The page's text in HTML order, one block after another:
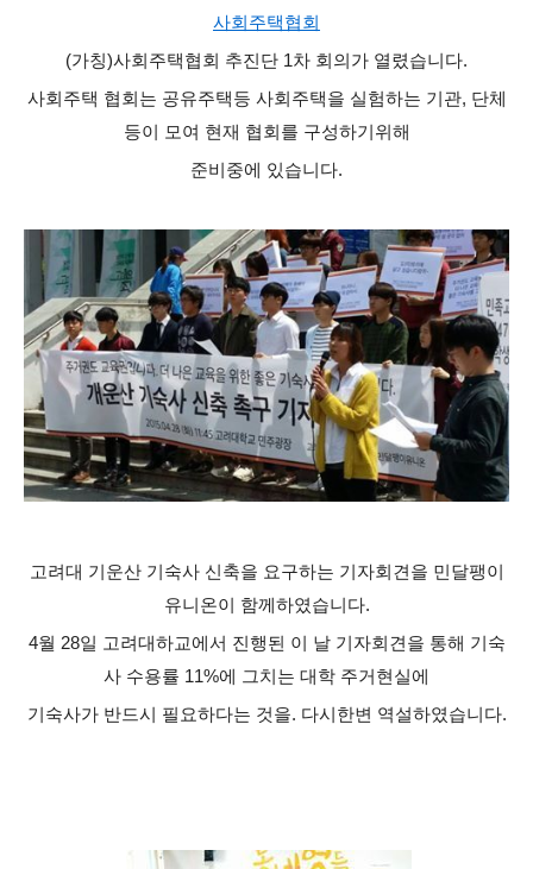
사회주택협회‬
(가칭)사회주택협회 추진단 1차 회의가 열렸습니다.
사회주택 협회는 공유주택등 사회주택을 실험하는 기관, 단체
등이 모여 현재 협회를 구성하기위해
준비중에 있습니다.
고려대 기운산 기숙사 신축을 요구하는 기자회견을 민달팽이
유니온이 함께하였습니다.
4월 28일 고려대하교에서 진행된 이 날 기자회견을 통해 기숙
사 수용률 11%에 그치는 대학 주거현실에
기숙사가 반드시 필요하다는 것을. 다시한변 역설하였습니다.